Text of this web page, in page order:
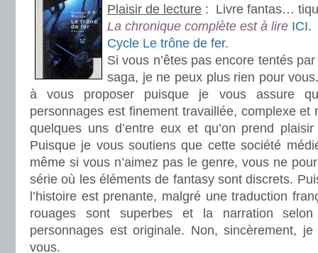
Plaisir de lecture : Livre fantas…
La chronique complète est à lire ICI.
Cycle Le trône de fer.
Si vous n’êtes pas encore tentés
saga, je ne peux plus rien pour
à vous proposer puisque je vous assure
personnages est finement travaillée, complexe et
quelques uns d’entre eux et qu’on prend
Puisque je vous soutiens que cette société
même si vous n’aimez pas le genre, vous ne
série où les éléments de fantasy sont discrets.
l’histoire est prenante, malgré une traduction
rouages sont superbes et la narration
personnages est originale. Non, sincèrement,
vous.